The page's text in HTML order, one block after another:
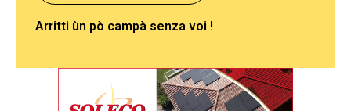
Arritti ùn pò campà senza voi !